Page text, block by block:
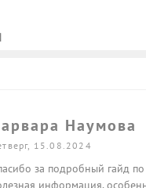
Наумова
15.08.2024
за подробный гайд
информация,